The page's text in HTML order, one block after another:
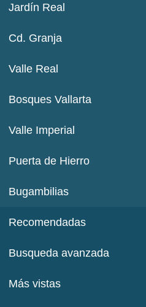
Jardín Real
Cd. Granja
Valle Real
Bosques Vallarta
Valle Imperial
Puerta de Hierro
Bugambilias
Recomendadas
Busqueda avanzada
Más vistas